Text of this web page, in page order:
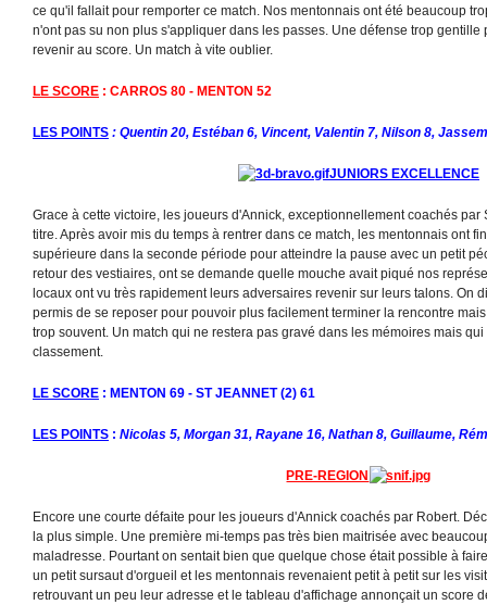
ce qu'il fallait pour remporter ce match. Nos mentonnais ont été beaucoup
n'ont pas su non plus s'appliquer dans les passes. Une défense trop
revenir au score. Un match à vite oublier.
LE SCORE : CARROS 80 - MENTON 52
LES POINTS : Quentin 20, Estéban 6, Vincent, Valentin 7, Nilson 8,
JUNIORS EXCELLENCE
Grace à cette victoire, les joueurs d'Annick, exceptionnellement coachés
titre. Après avoir mis du temps à rentrer dans ce match, les mentonnais ont
supérieure dans la seconde période pour atteindre la pause avec un petit
retour des vestiaires, ont se demande quelle mouche avait piqué nos
locaux ont vu très rapidement leurs adversaires revenir sur leurs talons. On
permis de se reposer pour pouvoir plus facilement terminer la rencontre
trop souvent. Un match qui ne restera pas gravé dans les mémoires mais
classement.
LE SCORE : MENTON 69 - ST JEANNET (2) 61
LES POINTS : Nicolas 5, Morgan 31, Rayane 16, Nathan 8, Guillaume,
PRE-REGION
Encore une courte défaite pour les joueurs d'Annick coachés par Robert.
la plus simple. Une première mi-temps pas très bien maitrisée avec
maladresse. Pourtant on sentait bien que quelque chose était possible à
un petit sursaut d'orgueil et les mentonnais revenaient petit à petit sur les
retrouvant un peu leur adresse et le tableau d'affichage annonçait un score